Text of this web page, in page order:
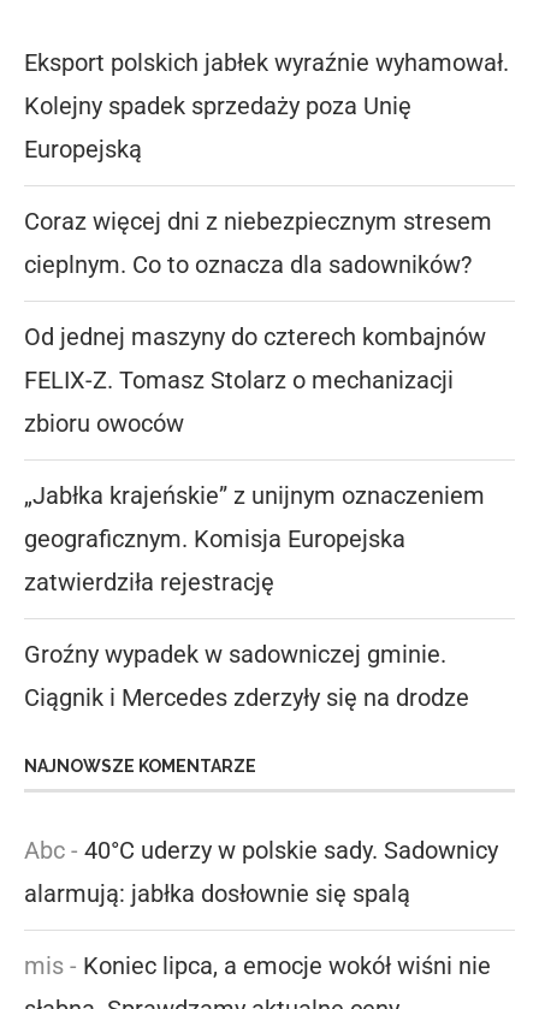
Eksport polskich jabłek wyraźnie wyhamował.
Kolejny spadek sprzedaży poza Unię
Europejską
Coraz więcej dni z niebezpiecznym stresem
cieplnym. Co to oznacza dla sadowników?
Od jednej maszyny do czterech kombajnów
FELIX-Z. Tomasz Stolarz o mechanizacji
zbioru owoców
„Jabłka krajeńskie” z unijnym oznaczeniem
geograficznym. Komisja Europejska
zatwierdziła rejestrację
Groźny wypadek w sadowniczej gminie.
Ciągnik i Mercedes zderzyły się na drodze
NAJNOWSZE KOMENTARZE
Abc - 40°C uderzy w polskie sady. Sadownicy
alarmują: jabłka dosłownie się spalą
mis - Koniec lipca, a emocje wokół wiśni nie